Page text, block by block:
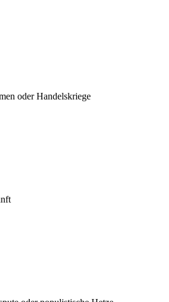
oder Handelskriege